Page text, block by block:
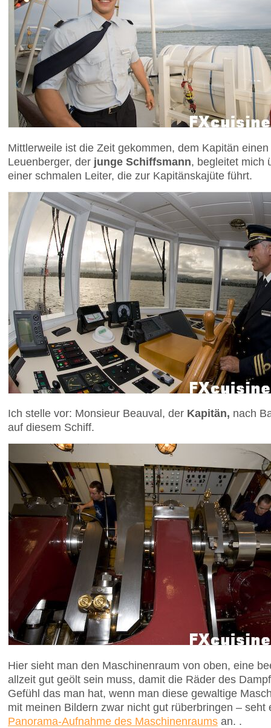
Mittlerweile ist die Zeit gekommen, dem Kapitän
Leuenberger, der junge Schiffsmann, begleitet mich
einer schmalen Leiter, die zur Kapitänskajüte führt.
Ich stelle vor: Monsieur Beauval, der Kapitän, nach
auf diesem Schiff.
Hier sieht man den Maschinenraum von oben, eine
allzeit gut geölt sein muss, damit die Räder des
Gefühl das man hat, wenn man diese gewaltige
mit meinen Bildern zwar nicht gut rüberbringen – seht
Panorama-Aufnahme des Maschinenraums an. .